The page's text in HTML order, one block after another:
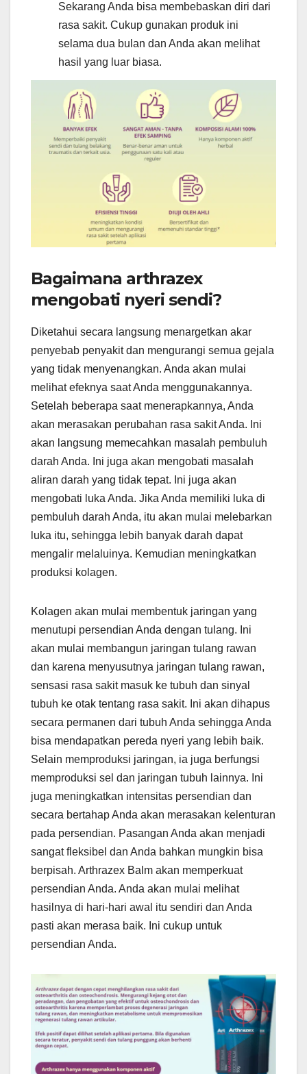
Sekarang Anda bisa membebaskan diri dari
rasa sakit. Cukup gunakan produk ini
selama dua bulan dan Anda akan melihat
hasil yang luar biasa.
Bagaimana arthrazex
mengobati nyeri sendi?
Diketahui secara langsung menargetkan akar
penyebab penyakit dan mengurangi semua gejala
yang tidak menyenangkan. Anda akan mulai
melihat efeknya saat Anda menggunakannya.
Setelah beberapa saat menerapkannya, Anda
akan merasakan perubahan rasa sakit Anda. Ini
akan langsung memecahkan masalah pembuluh
darah Anda. Ini juga akan mengobati masalah
aliran darah yang tidak tepat. Ini juga akan
mengobati luka Anda. Jika Anda memiliki luka di
pembuluh darah Anda, itu akan mulai melebarkan
luka itu, sehingga lebih banyak darah dapat
mengalir melaluinya. Kemudian meningkatkan
produksi kolagen.
Kolagen akan mulai membentuk jaringan yang
menutupi persendian Anda dengan tulang. Ini
akan mulai membangun jaringan tulang rawan
dan karena menyusutnya jaringan tulang rawan,
sensasi rasa sakit masuk ke tubuh dan sinyal
tubuh ke otak tentang rasa sakit. Ini akan dihapus
secara permanen dari tubuh Anda sehingga Anda
bisa mendapatkan pereda nyeri yang lebih baik.
Selain memproduksi jaringan, ia juga berfungsi
memproduksi sel dan jaringan tubuh lainnya. Ini
juga meningkatkan intensitas persendian dan
secara bertahap Anda akan merasakan kelenturan
pada persendian. Pasangan Anda akan menjadi
sangat fleksibel dan Anda bahkan mungkin bisa
berpisah. Arthrazex Balm akan memperkuat
persendian Anda. Anda akan mulai melihat
hasilnya di hari-hari awal itu sendiri dan Anda
pasti akan merasa baik. Ini cukup untuk
persendian Anda.